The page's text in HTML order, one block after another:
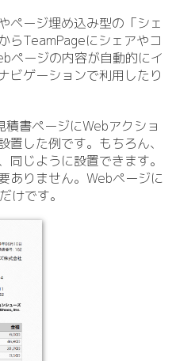
ページ埋め込み型の「シェ
らTeamPageにシェアやコ
ページの内容が自動的にイ
ビゲーションで利用したり
積書ページにWebアクショ
した例です。もちろん、
同じように設置できます。
ありません。Webページに
けです。